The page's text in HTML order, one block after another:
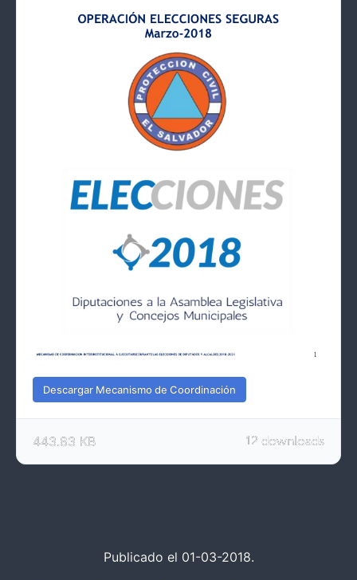
Descargar Mecanismo de Coordinación
12 downloads
443.83 KB
Publicado el 01-03-2018.